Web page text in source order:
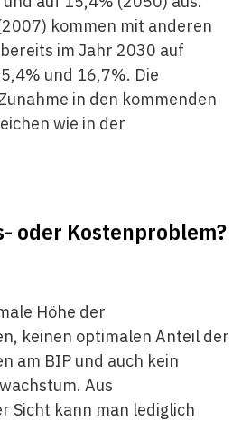
kommen mit anderen
im Jahr 2030 auf
und 16,7%. Die
in den kommenden
wie in der
oder Kostenproblem?
Höhe der
keinen optimalen Anteil der
am BIP und auch kein
Aus
Sicht kann man lediglich